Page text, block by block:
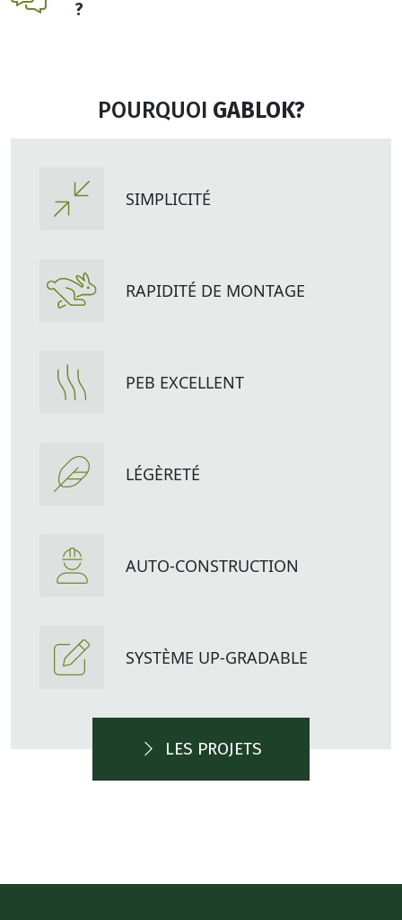
POURQUOI GABLOK?
SIMPLICITÉ
RAPIDITÉ DE MONTAGE
PEB EXCELLENT
LÉGÈRETÉ
AUTO-CONSTRUCTION
SYSTÈME UP-GRADABLE
LES PROJETS
?